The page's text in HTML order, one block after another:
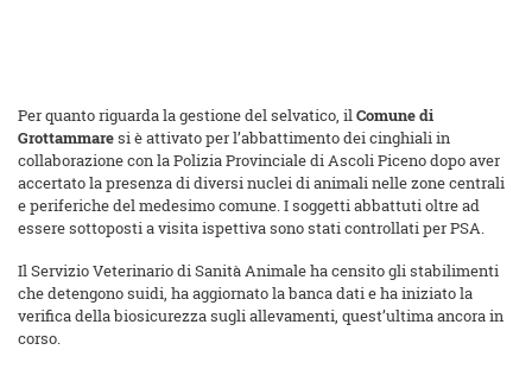
Per quanto riguarda la gestione del selvatico, ilComune di
Grottammaresi è attivato per l’abbattimento dei cinghiali in
collaborazione con la Polizia Provinciale di Ascoli Piceno dopo aver
accertato la presenza di diversi nuclei di animali nelle zone centrali
e periferiche del medesimo comune. I soggetti abbattuti oltre ad
essere sottoposti a visita ispettiva sono stati controllati per PSA.
Il Servizio Veterinario di Sanità Animale ha censito gli stabilimenti
che detengono suidi, ha aggiornato la banca dati e ha iniziato la
verifica della biosicurezza sugli allevamenti, quest’ultima ancora in
corso.